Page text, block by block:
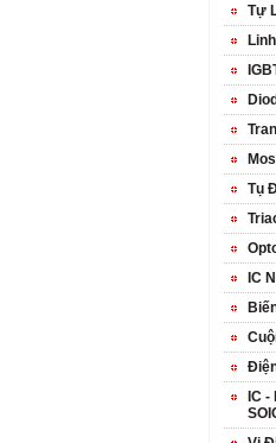
Tự
Tụ
IC
IC